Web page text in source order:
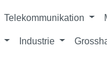
Telekommunikation
Industrie